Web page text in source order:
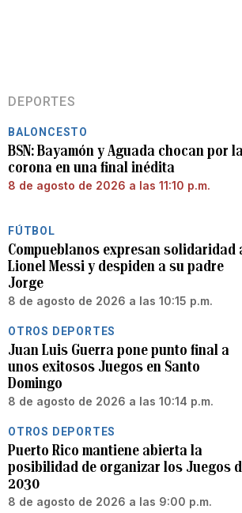
DEPORTES
BALONCESTO
BSN: Bayamón y Aguada chocan por la
corona en una final inédita
8 de agosto de 2026 a las 11:10 p.m.
FÚTBOL
Compueblanos expresan solidaridad
Lionel Messi y despiden a su padre
Jorge
8 de agosto de 2026 a las 10:15 p.m.
OTROS DEPORTES
Juan Luis Guerra pone punto final a
unos exitosos Juegos en Santo
Domingo
8 de agosto de 2026 a las 10:14 p.m.
OTROS DEPORTES
Puerto Rico mantiene abierta la
posibilidad de organizar los Juegos
2030
8 de agosto de 2026 a las 9:00 p.m.